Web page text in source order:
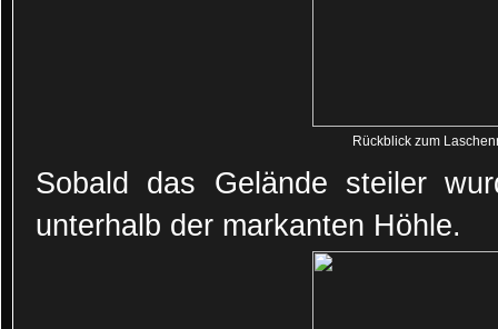
Rückblick zum
Sobald das Gelände steiler
unterhalb der markanten Höhle.